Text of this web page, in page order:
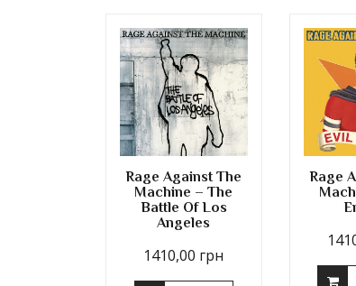
Rage Against The
Machine – The
Battle Of Los
Angeles
1410,00 грн
Rage